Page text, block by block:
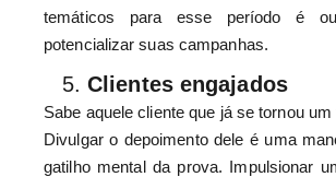
temáticos para esse período é
potencializar suas campanhas.
Clientes engajados
Sabe aquele cliente que já se tornou
Divulgar o depoimento dele é uma
gatilho mental da prova. Impulsionar